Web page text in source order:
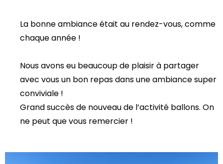
La bonne ambiance était au rendez-vous, comme
chaque année !
Nous avons eu beaucoup de plaisir à partager
avec vous un bon repas dans une ambiance super
conviviale !
Grand succès de nouveau de l’activité ballons. On
ne peut que vous remercier !